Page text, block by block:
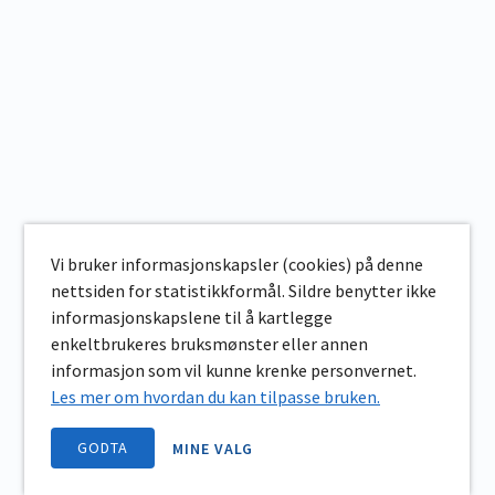
Vi bruker informasjonskapsler (cookies) på denne
nettsiden for statistikkformål. Sildre benytter ikke
informasjonskapslene til å kartlegge
enkeltbrukeres bruksmønster eller annen
informasjon som vil kunne krenke personvernet.
Les mer om hvordan du kan tilpasse bruken.
GODTA MINE VALG